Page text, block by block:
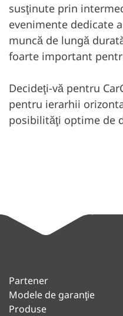
susţinute prin
evenimente dedicate
muncă de lungă
foarte important
Decideţi-vă pentru
pentru ierarhii
posibilităţi optime de
Partener
Modele de garanţie
Produse